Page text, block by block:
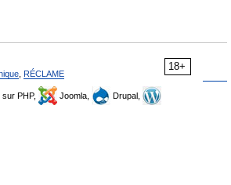
18+
RÉCLAME
sur PHP, Joomla,
Drupal,